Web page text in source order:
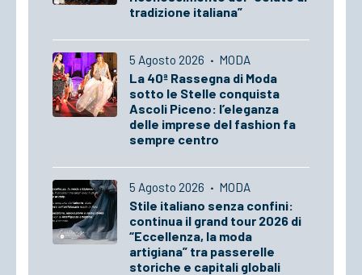
tradizione italiana”
5 Agosto 2026 · MODA
La 40ª Rassegna di Moda
sotto le Stelle conquista
Ascoli Piceno: l’eleganza
delle imprese del fashion fa
sempre centro
5 Agosto 2026 · MODA
Stile italiano senza confini:
continua il grand tour 2026 di
“Eccellenza, la moda
artigiana” tra passerelle
storiche e capitali globali